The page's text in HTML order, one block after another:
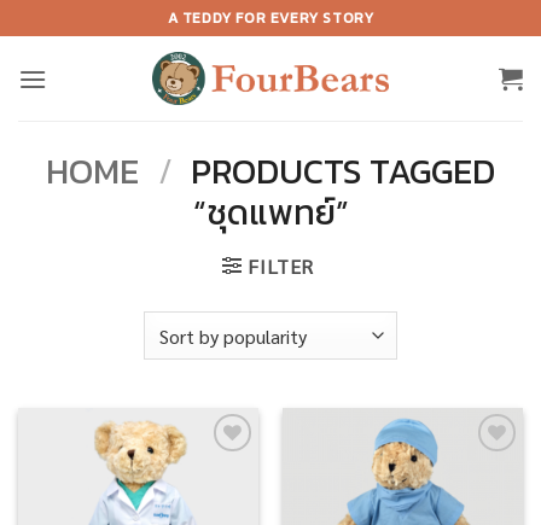
to
content
A TEDDY FOR EVERY STORY
HOME / PRODUCTS TAGGED
“ชุดแพทย์”
FILTER